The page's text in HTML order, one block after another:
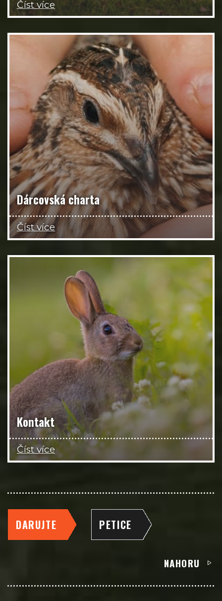
Číst více
Dárcovská charta
Číst více
Kontakt
Číst více
DARUJTE PETICE
NAHORU